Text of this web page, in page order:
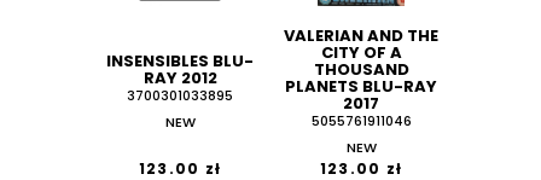
INSENSIBLES BLU-
RAY 2012
3700301033895
NEW
123.00 zł
VALERIAN AND THE
CITY OF A
THOUSAND
PLANETS BLU-RAY
2017
5055761911046
NEW
123.00 zł